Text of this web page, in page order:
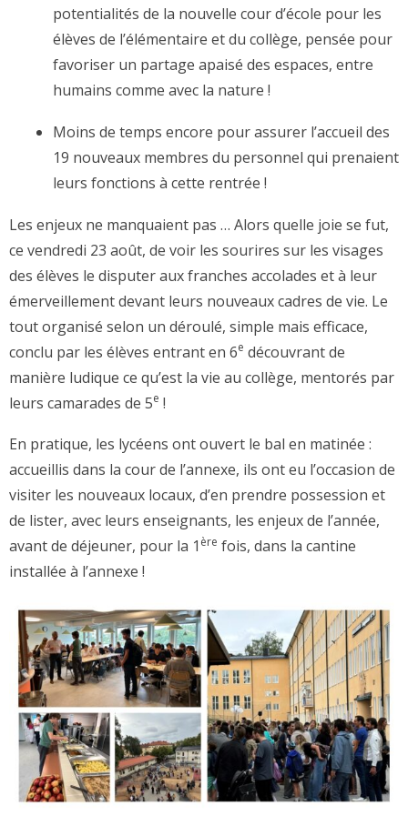
potentialités de la nouvelle cour d’école pour les
élèves de l’élémentaire et du collège, pensée pour
favoriser un partage apaisé des espaces, entre
humains comme avec la nature !
Moins de temps encore pour assurer l’accueil des
19 nouveaux membres du personnel qui prenaient
leurs fonctions à cette rentrée !
Les enjeux ne manquaient pas … Alors quelle joie se fut,
ce vendredi 23 août, de voir les sourires sur les visages
des élèves le disputer aux franches accolades et à leur
émerveillement devant leurs nouveaux cadres de vie. Le
tout organisé selon un déroulé, simple mais efficace,
conclu par les élèves entrant en 6e découvrant de
manière ludique ce qu’est la vie au collège, mentorés par
leurs camarades de 5e !
En pratique, les lycéens ont ouvert le bal en matinée :
accueillis dans la cour de l’annexe, ils ont eu l’occasion de
visiter les nouveaux locaux, d’en prendre possession et
de lister, avec leurs enseignants, les enjeux de l’année,
avant de déjeuner, pour la 1 ère fois, dans la cantine
installée à l’annexe !